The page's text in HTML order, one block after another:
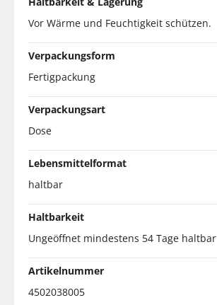
Vor Wärme und Feuchtigkeit schützen.
Verpackungsform
Fertigpackung
Verpackungsart
Dose
Lebensmittelformat
haltbar
Haltbarkeit
Ungeöffnet mindestens 54 Tage haltbar
Artikelnummer
4502038005